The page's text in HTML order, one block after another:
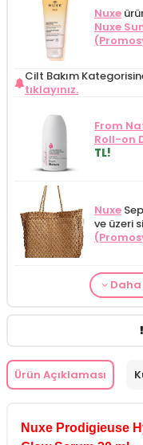
Nuxe
Nuxe
Cilt Bakım
tıklayınız.
From
Roll-on
TL!
Nuxe
ve üzeri
Cilt
Ürün Açıklaması
Nuxe Prodigieuse